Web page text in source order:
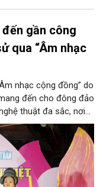
gần công
qua “Âm nhạc
nhạc cộng đồng” do
đến cho đông đảo
thuật đa sắc, nơi
các tiết mục múa
hồ Hoàn Kiếm. Đặc
nghệ sĩ đến từ
gỡ nghệ thuật giàu